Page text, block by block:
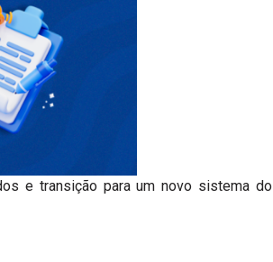
e transição para um novo sistema do